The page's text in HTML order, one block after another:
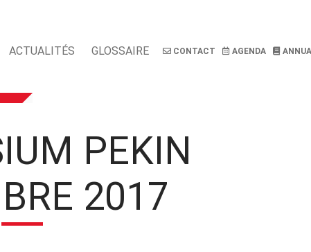
ACTUALITÉS GLOSSAIRE CONTACT AGENDA
PEKIN
2017